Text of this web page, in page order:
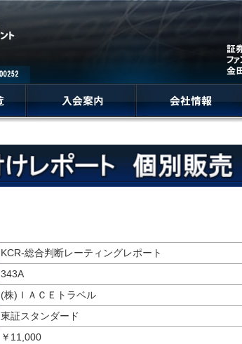
KCR-総合判断レーティングレポート
343A
(株)ＩＡＣＥトラベル
東証スタンダード
￥11,000